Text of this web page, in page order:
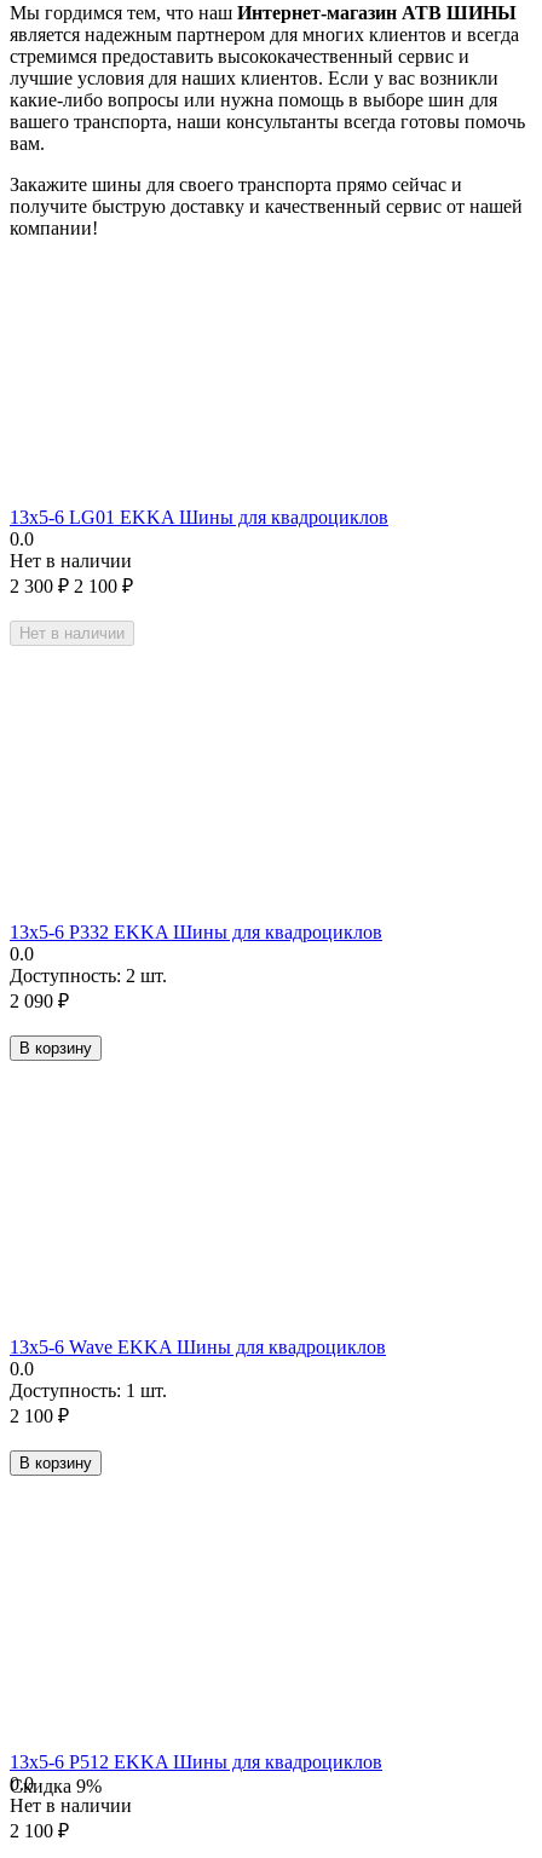
Мы гордимся тем, что наш Интернет-магазин АТВ ШИНЫ
является надежным партнером для многих клиентов и всегда
стремимся предоставить высококачественный сервис и
лучшие условия для наших клиентов. Если у вас возникли
какие-либо вопросы или нужна помощь в выборе шин для
вашего транспорта, наши консультанты всегда готовы помочь
вам.
Закажите шины для своего транспорта прямо сейчас и
получите быструю доставку и качественный сервис от нашей
компании!
Скидка 9%
13х5-6 LG01 EKKA Шины для квадроциклов
0.0
Нет в наличии
2 300 ₽ 2 100 ₽
Нет в наличии
13х5-6 P332 EKKA Шины для квадроциклов
0.0
Доступность: 2 шт.
2 090 ₽
В корзину
13х5-6 Wave EKKA Шины для квадроциклов
0.0
Доступность: 1 шт.
2 100 ₽
В корзину
13х5-6 Р512 EKKA Шины для квадроциклов
0.0
Нет в наличии
2 100 ₽